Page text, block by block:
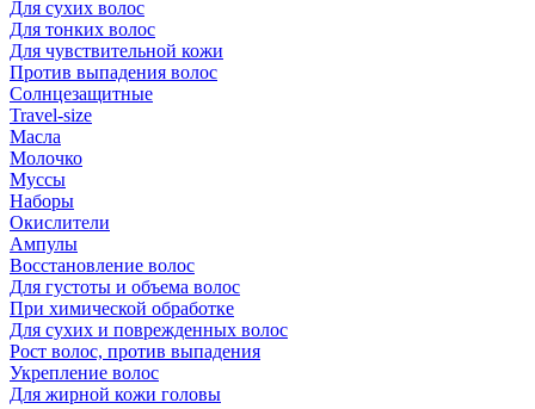
Для сухих волос
Для тонких волос
Для чувствительной кожи
Против выпадения волос
Солнцезащитные
Travel-size
Масла
Молочко
Муссы
Наборы
Окислители
Ампулы
Восстановление волос
Для густоты и объема волос
При химической обработке
Для сухих и поврежденных волос
Рост волос, против выпадения
Укрепление волос
Для жирной кожи головы